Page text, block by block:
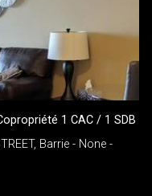
1 CAC / 1 SDB
Barrie - None -